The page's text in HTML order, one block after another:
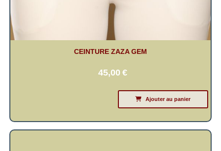
CEINTURE ZAZA GEM
45,00 €
Ajouter au panier